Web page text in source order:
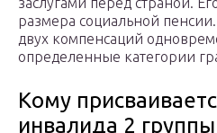
размера социальной
двух компенсаций
определенные категории
Кому
инвалида 2 группы